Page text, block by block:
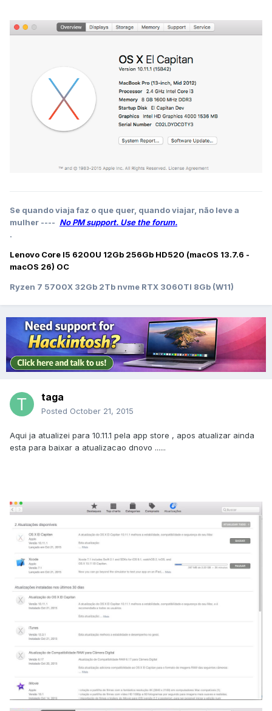
Se quando viaja faz o que quer, quando viajar, não leve a
mulher ---- No PM support. Use the forum.
.
Lenovo Core I5 6200U 12Gb 256Gb HD520 (macOS 13.7.6 -
macOS 26) OC
Ryzen 7 5700X 32Gb 2Tb nvme RTX 3060TI 8Gb (W11)
taga
Posted October 21, 2015
Aqui ja atualizei para 10.11.1 pela app store , apos atualizar ainda
esta para baixar a atualizacao dnovo ......